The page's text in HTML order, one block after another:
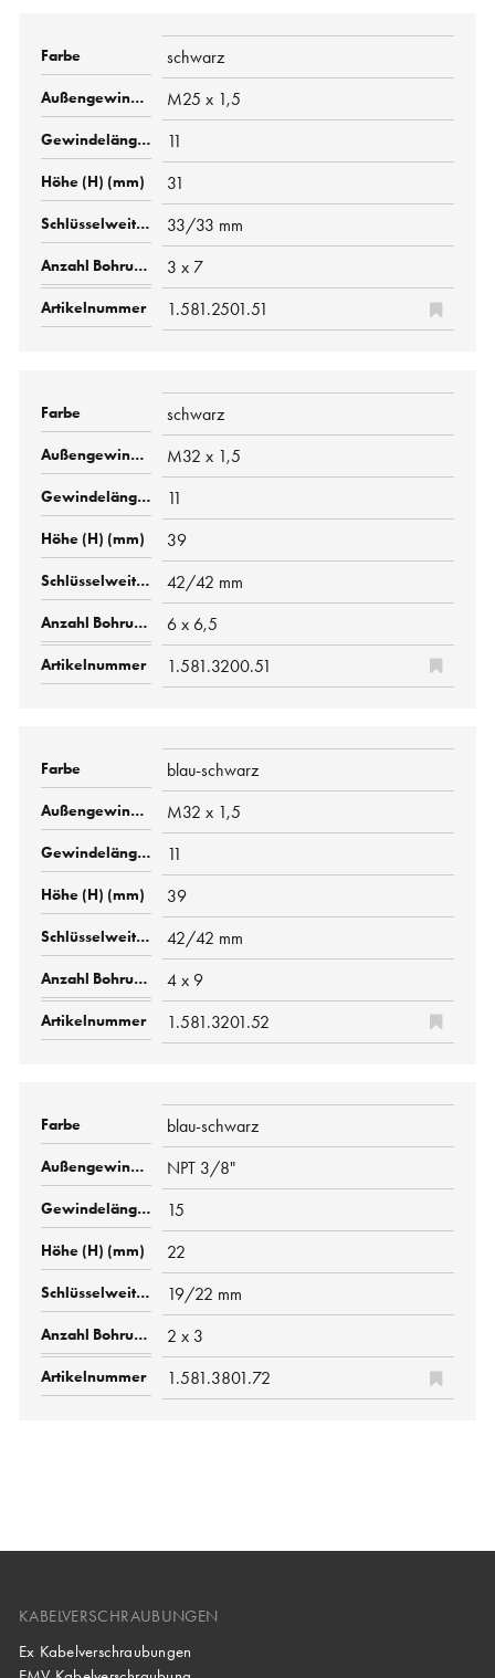
schwarz
M25 x 1,5
11
31
33/33 mm
3 x 7
1.581.2501.51
schwarz
M32 x 1,5
11
39
42/42 mm
6 x 6,5
1.581.3200.51
blau-schwarz
M32 x 1,5
11
39
42/42 mm
4 x 9
1.581.3201.52
blau-schwarz
NPT 3/8"
15
22
19/22 mm
2 x 3
1.581.3801.72
KABELVERSCHRAUBUNGEN
Ex Kabelverschraubungen